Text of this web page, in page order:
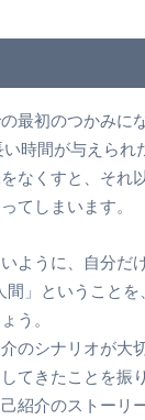
最初のつかみに
時間が与えられ
なくすと、それ
てしまいます。
ように、自分だ
間」ということを
う。
のシナリオが大切
てきたことを振
紹介のストーリ